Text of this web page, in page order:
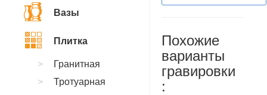
Похожие
варианты
гравировки
:
Вазы
Плитка
Гранитная
Тротуарная